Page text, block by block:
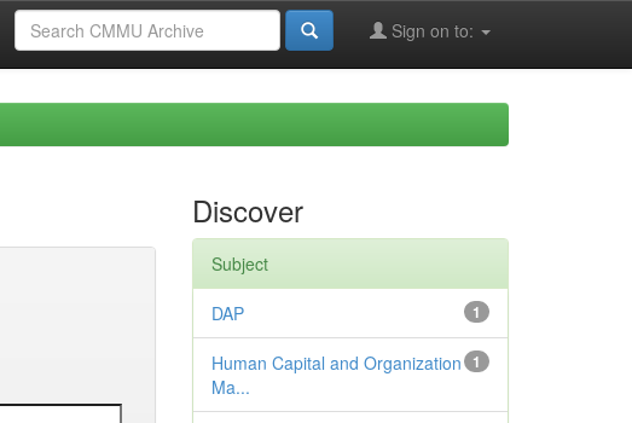
Sign on to:
Discover
Subject
1
DAP
1
Human Capital and Organization
Ma...